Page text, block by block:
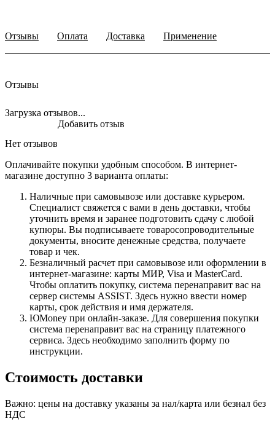
Отзывы Оплата Доставка Применение
Отзывы
Загрузка отзывов...
Нет отзывов
Добавить отзыв
Оплачивайте покупки удобным способом. В интернет-
магазине доступно 3 варианта оплаты:
Наличные при самовывозе или доставке курьером.
Специалист свяжется с вами в день доставки, чтобы
уточнить время и заранее подготовить сдачу с любой
купюры. Вы подписываете товаросопроводительные
документы, вносите денежные средства, получаете
товар и чек.
Безналичный расчет при самовывозе или оформлении в
интернет-магазине: карты МИР, Visa и MasterCard.
Чтобы оплатить покупку, система перенаправит вас на
сервер системы ASSIST. Здесь нужно ввести номер
карты, срок действия и имя держателя.
ЮMoney при онлайн-заказе. Для совершения покупки
система перенаправит вас на страницу платежного
сервиса. Здесь необходимо заполнить форму по
инструкции.
Стоимость доставки
Важно: цены на доставку указаны за нал/карта или безнал без
НДС